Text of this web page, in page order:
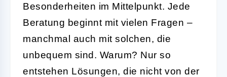
Besonderheiten im Mittelpunkt. Jede
Beratung beginnt mit vielen Fragen –
manchmal auch mit solchen, die
unbequem sind. Warum? Nur so
entstehen Lösungen, die nicht von der